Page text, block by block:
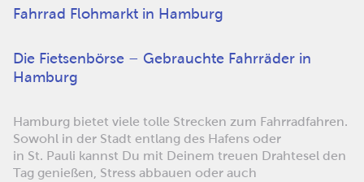
Fahrrad Flohmarkt in Hamburg
Die Fietsenbörse – Gebrauchte Fahrräder in
Hamburg
Hamburg bietet viele tolle Strecken zum Fahrradfahren.
Sowohl in der Stadt entlang des Hafens oder
in St. Pauli kannst Du mit Deinem treuen Drahtesel den
Tag genießen, Stress abbauen oder auch